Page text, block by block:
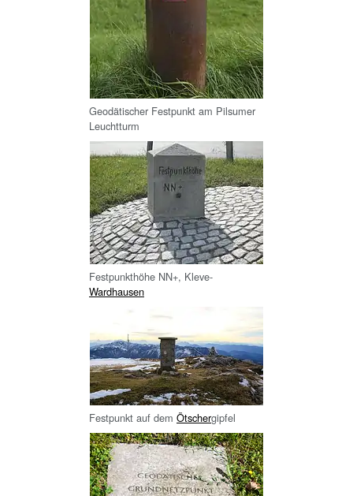
Geodätischer Festpunkt am Pilsumer
Leuchtturm
Festpunkthöhe NN+, Kleve-
Wardhausen
Festpunkt auf dem Ötschergipfel